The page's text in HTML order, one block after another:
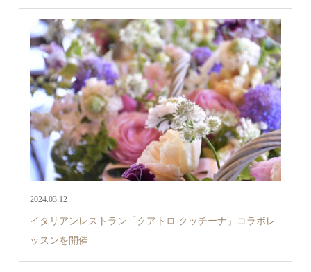
2024.03.12
イタリアンレストラン「クアトロ クッチーナ」コラボレ
ッスンを開催